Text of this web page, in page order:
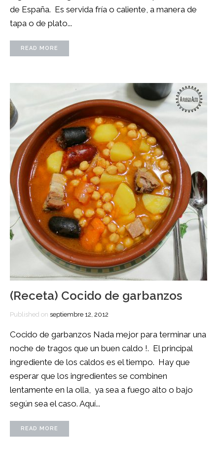
de España. Es servida fría o caliente, a manera de
tapa o de plato...
READ MORE
(Receta) Cocido de garbanzos
Published on septiembre 12, 2012
Cocido de garbanzos Nada mejor para terminar una
noche de tragos que un buen caldo !. El principal
ingrediente de los caldos es el tiempo. Hay que
esperar que los ingredientes se combinen
lentamente en la olla, ya sea a fuego alto o bajo
según sea el caso. Aquí...
READ MORE